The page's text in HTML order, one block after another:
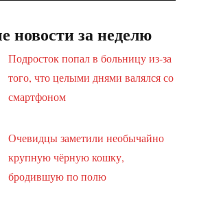
новости за неделю
Подросток попал в больницу из-за
того, что целыми днями валялся со
смартфоном
Очевидцы заметили необычайно
крупную чёрную кошку,
бродившую по полю